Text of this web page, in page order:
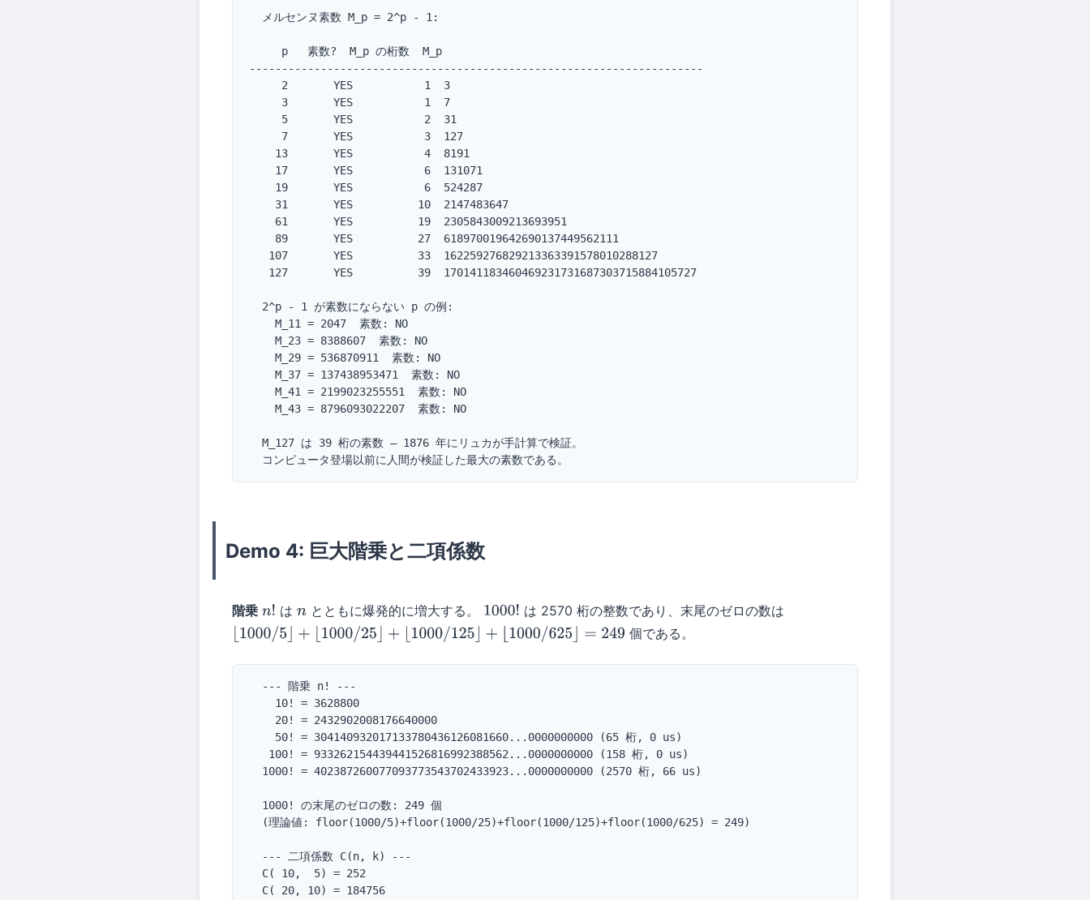
  メルセンヌ素数 M_p = 2^p - 1:
     p   素数?  M_p の桁数  M_p
----------------------------------------------------------------------
     2       YES           1  3
     3       YES           1  7
     5       YES           2  31
     7       YES           3  127
    13       YES           4  8191
    17       YES           6  131071
    19       YES           6  524287
    31       YES          10  2147483647
    61       YES          19  2305843009213693951
    89       YES          27  618970019642690137449562111
   107       YES          33  162259276829213363391578010288127
   127       YES          39  170141183460469231731687303715884105727
  2^p - 1 が素数にならない p の例:
    M_11 = 2047  素数: NO
    M_23 = 8388607  素数: NO
    M_29 = 536870911  素数: NO
    M_37 = 137438953471  素数: NO
    M_41 = 2199023255551  素数: NO
    M_43 = 8796093022207  素数: NO
  M_127 は 39 桁の素数 — 1876 年にリュカが手計算で検証。
  コンピュータ登場以前に人間が検証した最大の素数である。
Demo 4: 巨大階乗と二項係数
階乗 n! はn とともに爆発的に増大する。 1000! は 2570 桁の整数であり、末尾のゼロの数は
1000/5 ⌋+ 1000/25⌋+⌊1000/ 125⌋+⌊1000/ 625 =249 個である。
  --- 階乗 n! ---
    10! = 3628800
    20! = 2432902008176640000
    50! = 304140932017133780436126081660...0000000000 (65 桁, 0 us)
   100! = 933262154439441526816992388562...0000000000 (158 桁, 0 us)
  1000! = 402387260077093773543702433923...0000000000 (2570 桁, 66 us)
  1000! の末尾のゼロの数: 249 個
  (理論値: floor(1000/5)+floor(1000/25)+floor(1000/125)+floor(1000/625) = 249)
  --- 二項係数 C(n, k) ---
  C( 10,  5) = 252
  C( 20, 10) = 184756